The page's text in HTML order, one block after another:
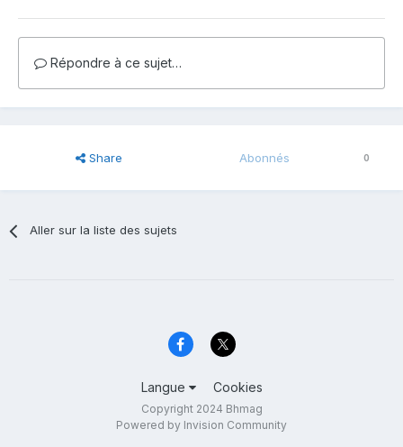
Répondre à ce sujet…
Share Abonnés 0
Aller sur la liste des sujets
Langue Cookies
Copyright 2024 Bhmag
Powered by Invision Community